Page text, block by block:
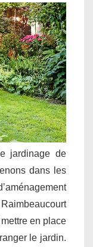
jardinage de
dans les
en place
le jardin.